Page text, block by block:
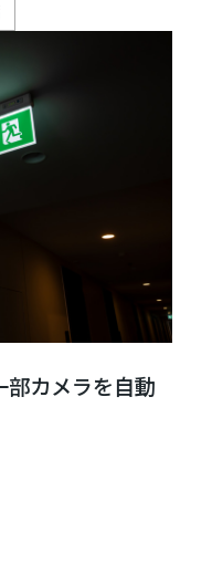
カメラを自動